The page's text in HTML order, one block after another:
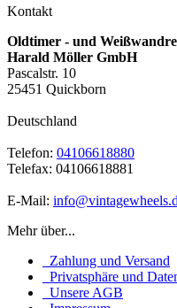
Kontakt
Oldtimer - und
Harald Möller GmbH
Pascalstr. 10
25451 Quickborn
Deutschland
Telefon: 04106618880
Telefax: 04106618881
E-Mail:
Mehr über...
Zahlung und Versand
Privatsphäre und
Unsere AGB